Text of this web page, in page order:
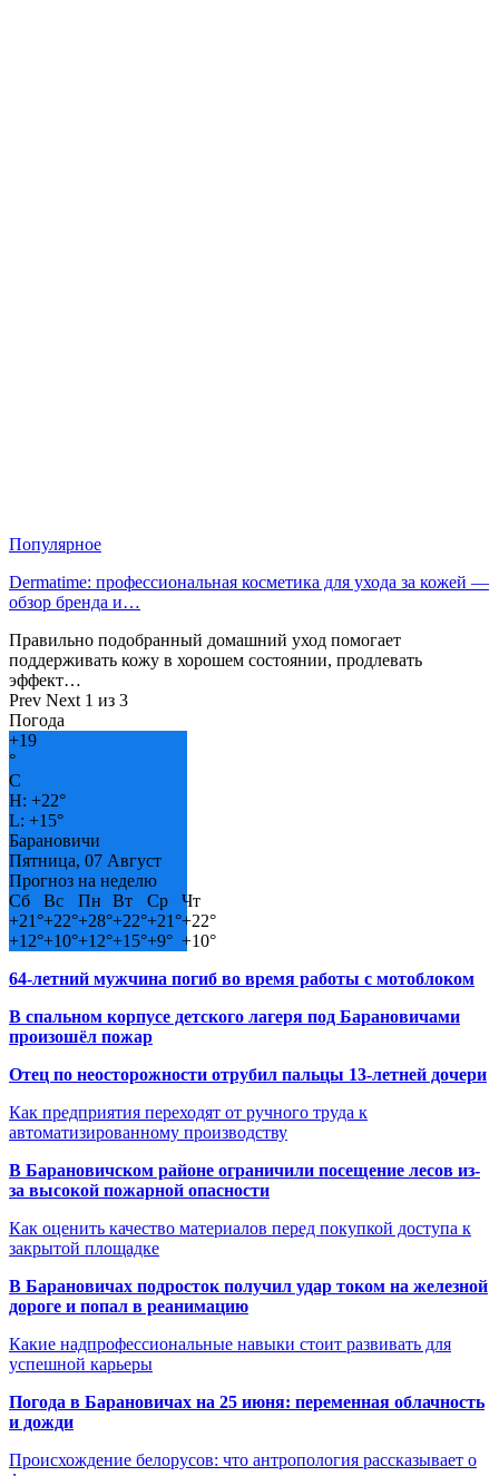
Популярное
Dermatime: профессиональная косметика для ухода за кожей —
обзор бренда и…
Правильно подобранный домашний уход помогает
поддерживать кожу в хорошем состоянии, продлевать
эффект…
Prev Next 1 из 3
Погода
+19
°
C
H: +22°
L: +15°
Барановичи
Пятница, 07 Август
Прогноз на неделю
Сб
Вс Пн Вт Ср
Чт
+21°+22°+28°+22°+21°+22°
+12°+10°+12°+15°+9° +10°
64-летний мужчина погиб во время работы с мотоблоком
В спальном корпусе детского лагеря под Барановичами
произошёл пожар
Отец по неосторожности отрубил пальцы 13-летней дочери
Как предприятия переходят от ручного труда к
автоматизированному производству
В Барановичском районе ограничили посещение лесов из-
за высокой пожарной опасности
Как оценить качество материалов перед покупкой доступа к
закрытой площадке
В Барановичах подросток получил удар током на железной
дороге и попал в реанимацию
Какие надпрофессиональные навыки стоит развивать для
успешной карьеры
Погода в Барановичах на 25 июня: переменная облачность
и дожди
Происхождение белорусов: что антропология рассказывает о